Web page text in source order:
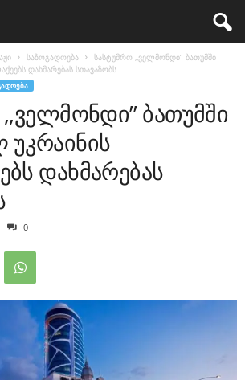
საზოგადოება
სასტუმრო ,,ველმონდი” ბათუმში
დახმარებას სთავაზობს
ბათუმში
დახმარებას
0